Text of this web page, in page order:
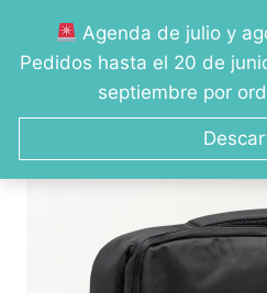
Agenda de julio y
Pedidos hasta el 20 de
septiembre por
contenido